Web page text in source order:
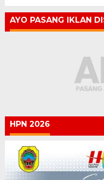
AYO PASANG IKLAN
HPN 2026